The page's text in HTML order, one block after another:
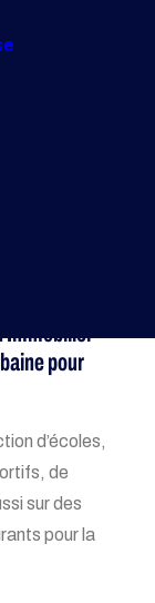
est
Immobilier
pour
d’écoles,
de
sur des
pour la